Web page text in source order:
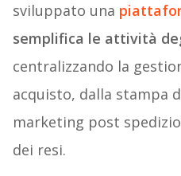
sviluppato una
semplifica le attività
centralizzando la
acquisto, dalla stampa
marketing post
dei resi.